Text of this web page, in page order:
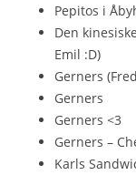
Pepitos i
Den
Emil :D)
Gerners
Gerners
Gerners <3
Gerners –
Karls